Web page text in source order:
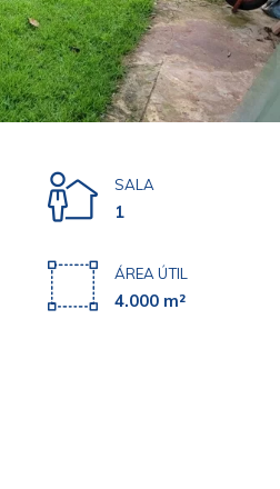
SALA
1
ÁREA ÚTIL
4.000 m²